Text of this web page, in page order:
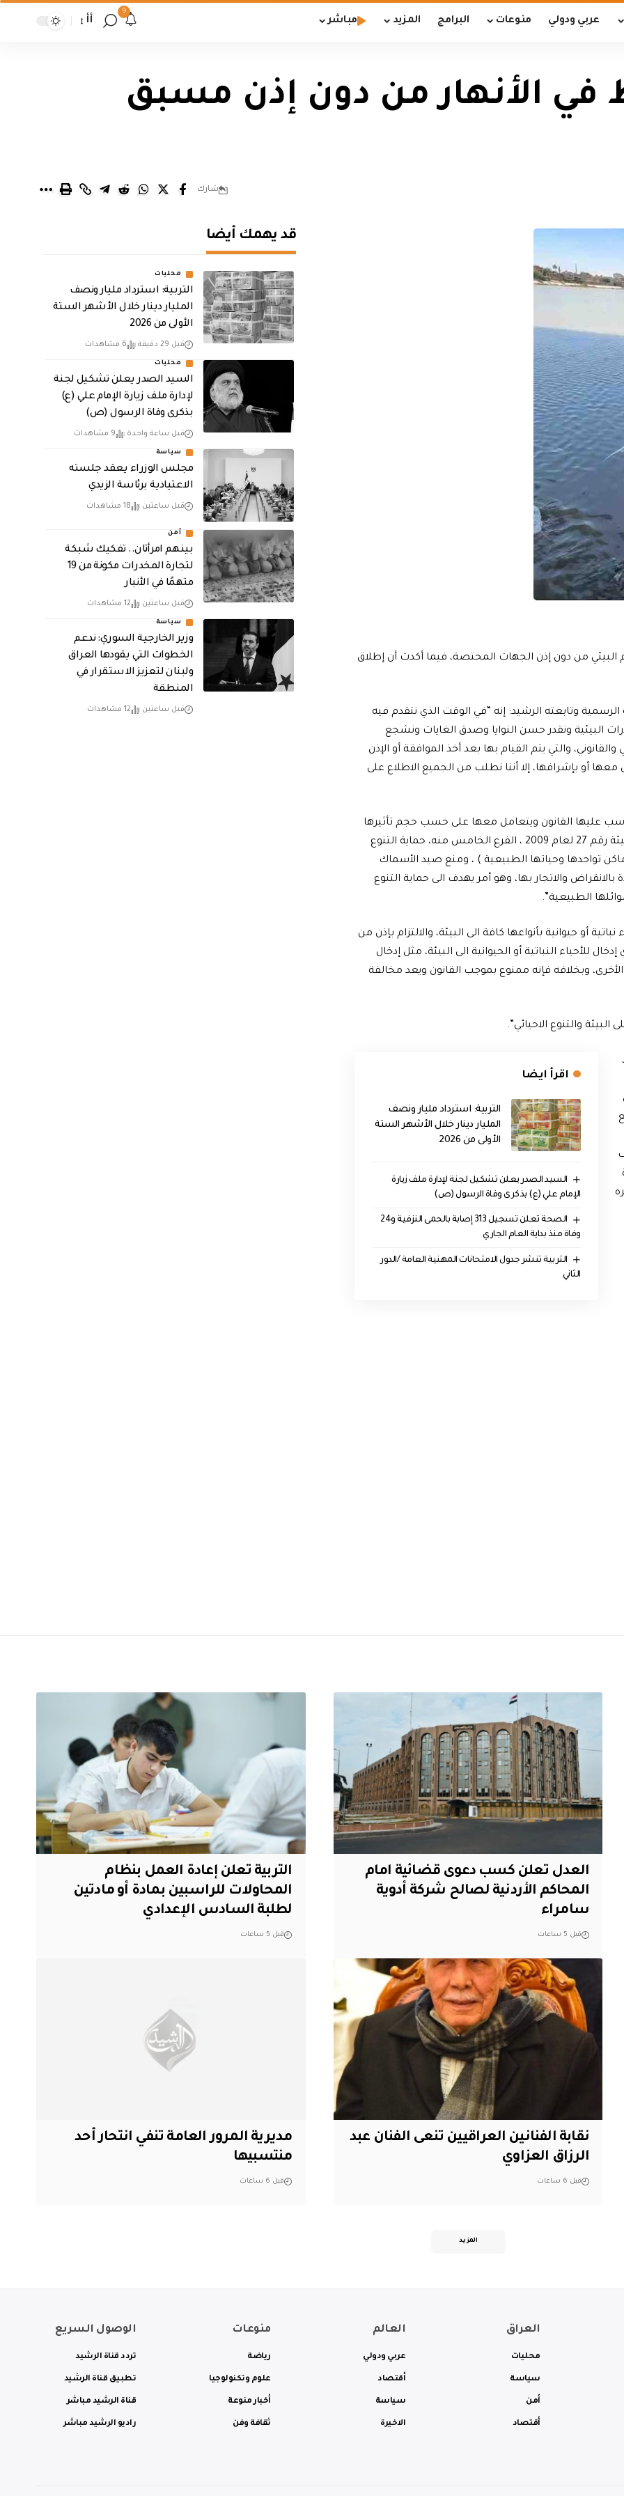
عربي ودولي منوعات البرامج المزيد مباشر
9
أأ
في الأنهار من دون إذن مسبق
شارك
البيئي من دون إذن الجهات المختصة، فيما أكدت أن إطلاق
وتابعته الرشيد: إنه “في الوقت الذي نتقدم فيه
البيئية ونقدر حسن النوايا وصدق الغايات ونشجع
والتي يتم القيام بها بعد أخذ الموافقة أو الإذن
أو بإشرافها، إلا أننا نطلب من الجميع الاطلاع على
عليها القانون ويتعامل معها على حسب حجم تأثيرها
البيئي، في الوقت الذي ينص عليه قانون حماية وتحسين البيئة رقم 27 لعام 2009 ، الفرع الخامس منه، حماية التنوع
تواجدها وحياتها الطبيعية ) ، ومنع صيد الأسماك
والاتجار بها، وهو أمر يهدف الى حماية التنوع
الطبيعية”.
أو حيوانية بأنواعها كافة الى البيئة، والالتزام بإذن من
للأحياء النباتية أو الحيوانية الى البيئة، مثل إدخال
الأخرى، وبخلافه فإنه ممنوع بموجب القانون ويعد مخالفة
والتنوع الاحيائي”.
اقرأ ايضا
التربية: استرداد مليار ونصف
المليار دينار خلال الأشهر الستة
الأولى من 2026
السيد الصدر يعلن تشكيل لجنة لإدارة ملف زيارة
الإمام علي (ع) بذكرى وفاة الرسول (ص)
الصحة تعلن تسجيل 313 إصابة بالحمى النزفية و24
وفاة منذ بداية العام الجاري
التربية تنشر جدول الامتحانات المهنية العامة /الدور
الثاني
قد يهمك أيضا
محليات
التربية: استرداد مليار ونصف
المليار دينار خلال الأشهر الستة
الأولى من 2026
قبل 29 دقيقة 6 مشاهدات
محليات
السيد الصدر يعلن تشكيل لجنة
لإدارة ملف زيارة الإمام علي (ع)
بذكرى وفاة الرسول (ص)
قبل ساعة واحدة 9 مشاهدات
سياسة
مجلس الوزراء يعقد جلسته
الاعتيادية برئاسة الزيدي
قبل ساعتين 18 مشاهدات
أمن
بينهم امرأتان.. تفكيك شبكة
لتجارة المخدرات مكونة من 19
متهمًا في الأنبار
قبل ساعتين 12 مشاهدات
سياسة
وزير الخارجية السوري: ندعم
الخطوات التي يقودها العراق
ولبنان لتعزيز الاستقرار في
المنطقة
قبل ساعتين 12 مشاهدات
العدل تعلن كسب دعوى قضائية امام
المحاكم الأردنية لصالح شركة أدوية
سامراء
قبل 5 ساعات
التربية تعلن إعادة العمل بنظام
المحاولات للراسبين بمادة أو مادتين
لطلبة السادس الإعدادي
قبل 5 ساعات
نقابة الفنانين العراقيين تنعى الفنان عبد
الرزاق العزاوي
قبل 6 ساعات
مديرية المرور العامة تنفي انتحار أحد
منتسبيها
قبل 6 ساعات
المزيد
العراق
محليات
سياسة
أمن
أقتصاد
العالم
عربي ودولي
أقتصاد
سياسة
الاخيرة
منوعات
رياضة
علوم وتكنولوجيا
أخبار منوعة
ثقافة وفن
الوصول السريع
تردد قناة الرشيد
تطبيق قناة الرشيد
قناة الرشيد مباشر
راديو الرشيد مباشر